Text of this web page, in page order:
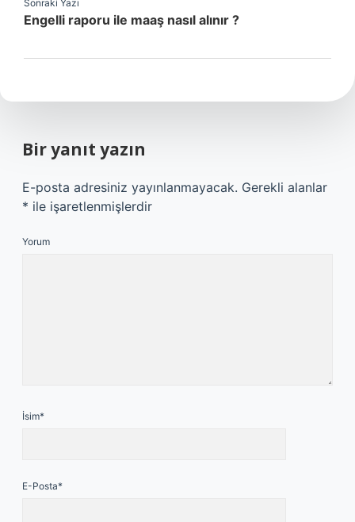
Sonraki Yazı
Engelli raporu ile maaş nasıl alınır ?
Bir yanıt yazın
E-posta adresiniz yayınlanmayacak. Gerekli alanlar
* ile işaretlenmişlerdir
Yorum
İsim*
E-Posta*